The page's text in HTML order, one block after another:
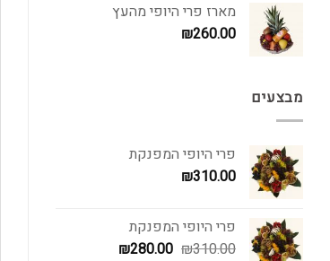
מארז פרי היופי מהעץ
₪260.00
מבצעים
פרי היופי המפנקת
₪310.00
פרי היופי המפנקת
₪310.00
המחיר ₪280.00 המחיר